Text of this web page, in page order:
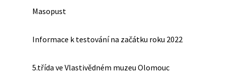
Masopust
Informace k testování na začátku roku 2022
5.třída ve Vlastivědném muzeu Olomouc